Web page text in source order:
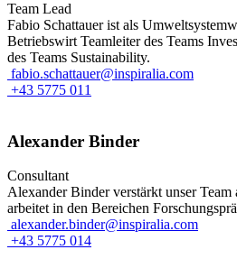
Team Lead
Fabio Schattauer ist als
Betriebswirt Teamleiter des Teams
des Teams Sustainability.
fabio.schattauer@inspiralia.com
+43 5775 011
Alexander Binder
Consultant
Alexander Binder verstärkt unser Team
arbeitet in den Bereichen
alexander.binder@inspiralia.com
+43 5775 014